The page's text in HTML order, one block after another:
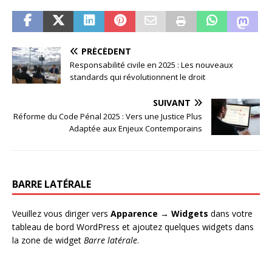
PRÉCÉDENT
Responsabilité civile en 2025 : Les nouveaux
standards qui révolutionnent le droit
SUIVANT
Réforme du Code Pénal 2025 : Vers une Justice Plus
Adaptée aux Enjeux Contemporains
BARRE LATÉRALE
Veuillez vous diriger vers Apparence → Widgets dans votre
tableau de bord WordPress et ajoutez quelques widgets dans
la zone de widget Barre latérale.